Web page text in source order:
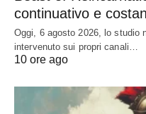
continuativo e
Oggi, 6 agosto 2026, lo studio
intervenuto sui propri canali…
10 ore ago